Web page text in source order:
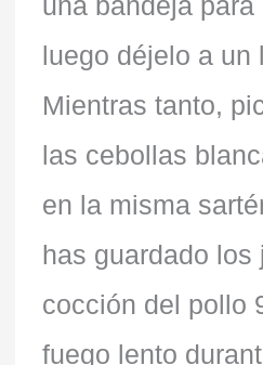
luego déjelo a un
Mientras tanto,
las cebollas
en la misma
has guardado los
cocción del pollo
fuego lento